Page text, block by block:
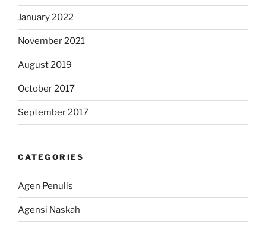
January 2022
November 2021
August 2019
October 2017
September 2017
CATEGORIES
Agen Penulis
Agensi Naskah